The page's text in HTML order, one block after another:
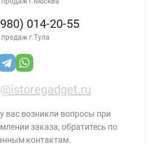
014-20-55
продаж г.Тула
вас возникли вопросы при
заказа, обратитесь по
контактам.